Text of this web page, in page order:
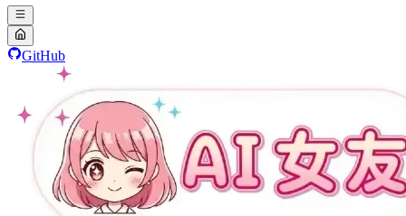
GitHub